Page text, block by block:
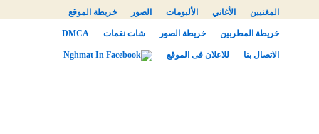
المغنيين الأغاني الألبومات الصور خريطة الموقع
خريطة المطربين خريطة الصور شات نغمات DMCA
الاتصال بنا للاعلان فى الموقع